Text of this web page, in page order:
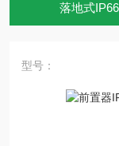
落地式
型号：